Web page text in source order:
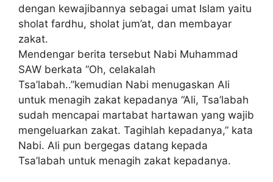
dengan kewajibannya sebagai umat Islam yaitu
sholat fardhu, sholat jum’at, dan membayar
zakat.
Mendengar berita tersebut Nabi Muhammad
SAW berkata “Oh, celakalah
Tsa’labah..”kemudian Nabi menugaskan Ali
untuk menagih zakat kepadanya “Ali, Tsa’labah
sudah mencapai martabat hartawan yang wajib
mengeluarkan zakat. Tagihlah kepadanya,” kata
Nabi. Ali pun bergegas datang kepada
Tsa’labah untuk menagih zakat kepadanya.